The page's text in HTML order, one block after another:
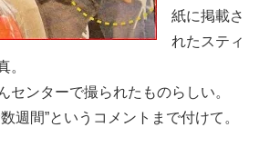
紙に掲載さ
れたスティ
。
センターで撮られたものらしい。
週間”というコメントまで付けて。